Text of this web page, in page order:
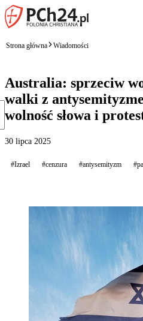
Strona główna Wiadomości
Australia: sprzeciw
walki z
wolność słowa i
30 lipca 2025
#Izrael #cenzura #antysemityzm